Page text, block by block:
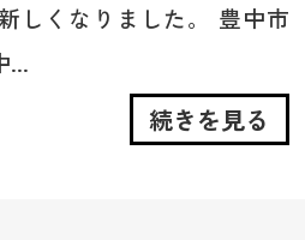
しくなりました。 豊中市
...
続きを見る